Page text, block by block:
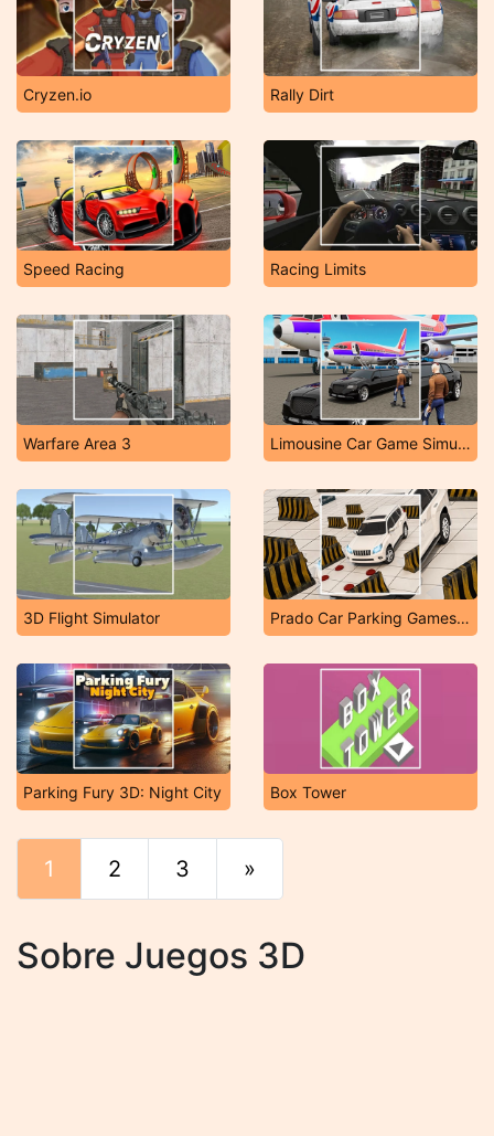
Cryzen.io Rally Dirt
Speed Racing Racing Limits
Warfare Area 3 Limousine Car Game Simulator
3D Flight Simulator Prado Car Parking Games Sim
Parking Fury 3D: Night City Box Tower
1 2 3 »
Sobre Juegos 3D